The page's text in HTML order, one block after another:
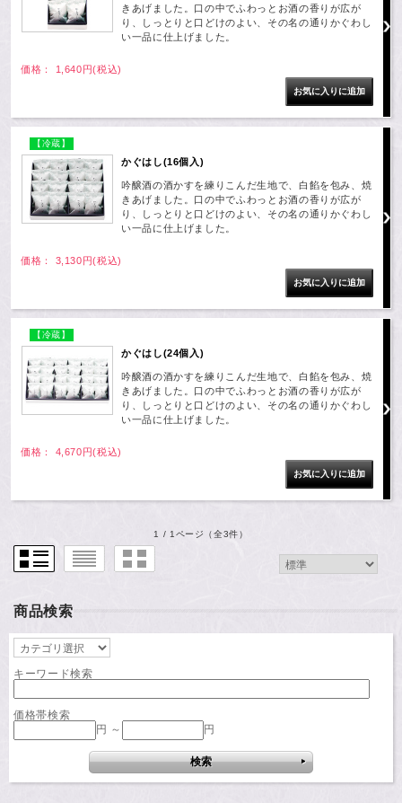
きあげました。口の中でふわっとお酒の香りが広が
り、しっとりと口どけのよい、その名の通りかぐわし
い一品に仕上げました。
価格： 1,640円(税込)
【冷蔵】
かぐはし(16個入)
吟醸酒の酒かすを練りこんだ生地で、白餡を包み、焼
きあげました。口の中でふわっとお酒の香りが広が
り、しっとりと口どけのよい、その名の通りかぐわし
い一品に仕上げました。
価格： 3,130円(税込)
【冷蔵】
かぐはし(24個入)
吟醸酒の酒かすを練りこんだ生地で、白餡を包み、焼
きあげました。口の中でふわっとお酒の香りが広が
り、しっとりと口どけのよい、その名の通りかぐわし
い一品に仕上げました。
価格： 4,670円(税込)
1 / 1ページ （全3件）
商品検索
キーワード検索
価格帯検索
円 ～
円